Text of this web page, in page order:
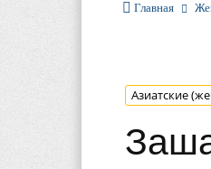
Главная
Азиатские